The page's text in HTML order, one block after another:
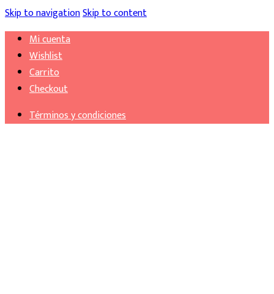
Skip to navigationSkip to content
Mi cuenta
Wishlist
Carrito
Checkout
Términos y condiciones